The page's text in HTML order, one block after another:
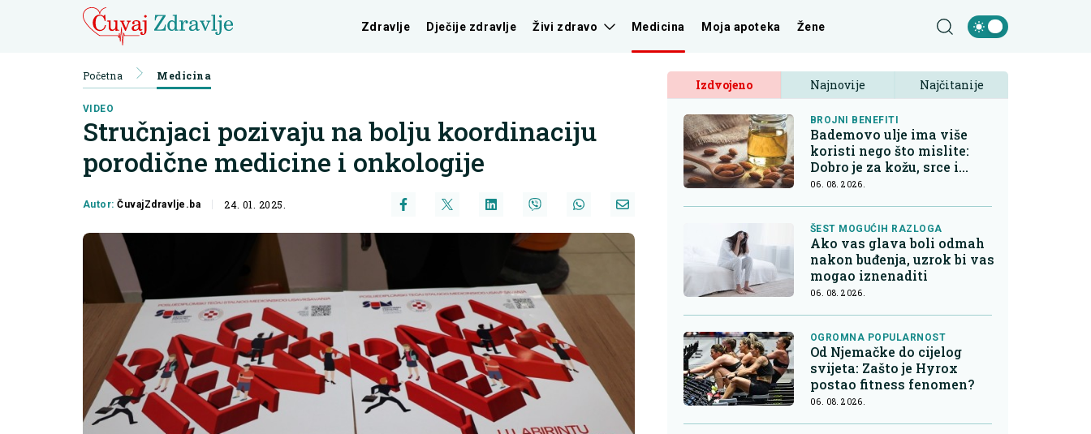
Zdravlje Dječije zdravlje Živi zdravo Medicina Moja apoteka Žene
Početna Medicina
VIDEO
Stručnjaci pozivaju na bolju koordinaciju
porodične medicine i onkologije
Autor:ČuvajZdravlje.ba 24. 01. 2025.
Izdvojeno Najnovije Najčitanije
BROJNI BENEFITI
Bademovo ulje ima više
koristi nego što mislite:
Dobro je za kožu, srce i
kontrolu apetita
06. 08. 2026.
ŠEST MOGUĆIH RAZLOGA
Ako vas glava boli odmah
nakon buđenja, uzrok bi vas
mogao iznenaditi
06. 08. 2026.
OGROMNA POPULARNOST
Od Njemačke do cijelog
svijeta: Zašto je Hyrox
postao fitness fenomen?
06. 08. 2026.